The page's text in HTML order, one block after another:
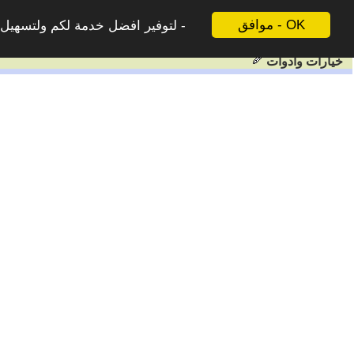
موافق - OK لتوفير افضل خدمة لكم
خيارات وادوات